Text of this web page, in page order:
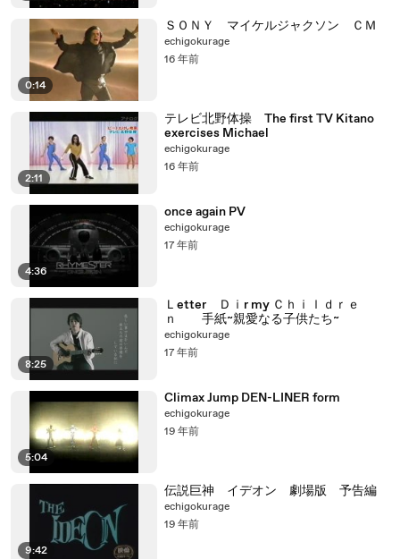
0:14
ＳＯＮＹ マイケルジャクソン ＣＭ
echigokurage
16 年前
2:11
テレビ北野体操 The first TV Kitano
exercises Michael
echigokurage
16 年前
4:36
once again PV
echigokurage
17 年前
8:25
Ｌetter Ｄｉr my Ｃｈｉｌｄｒｅ
ｎ 手紙~親愛なる子供たち~
echigokurage
17 年前
5:04
Climax Jump DEN-LINER form
echigokurage
19 年前
9:42
伝説巨神 イデオン 劇場版 予告編
echigokurage
19 年前